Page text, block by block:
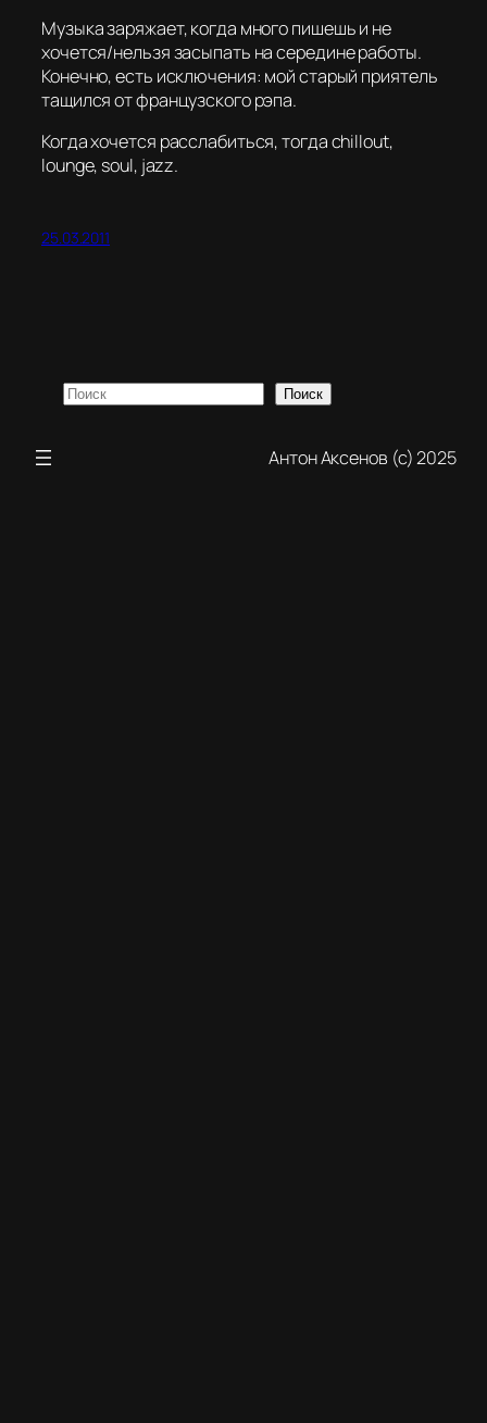
Музыка заряжает, когда много пишешь и не
хочется/нельзя засыпать на середине работы.
Конечно, есть исключения: мой старый приятель
тащился от французского рэпа.
Когда хочется расслабиться, тогда сhillout,
lounge, soul, jazz.
25.03.2011
Поиск Поиск
Антон Аксенов (с) 2025